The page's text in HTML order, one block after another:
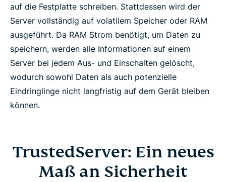
auf die Festplatte schreiben. Stattdessen wird der
Server vollständig auf volatilem Speicher oder RAM
ausgeführt. Da RAM Strom benötigt, um Daten zu
speichern, werden alle Informationen auf einem
Server bei jedem Aus- und Einschalten gelöscht,
wodurch sowohl Daten als auch potenzielle
Eindringlinge nicht langfristig auf dem Gerät bleiben
können.
TrustedServer: Ein neues
Maß an Sicherheit